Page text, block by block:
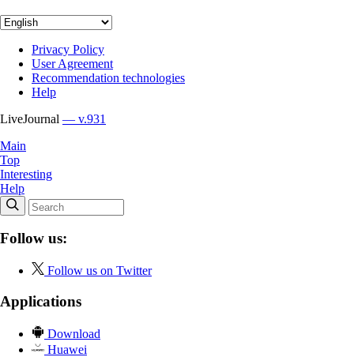
Privacy Policy
User Agreement
Recommendation technologies
Help
LiveJournal — v.931
Main
Top
Interesting
Help
Follow us:
Follow us on Twitter
Applications
Download
Huawei